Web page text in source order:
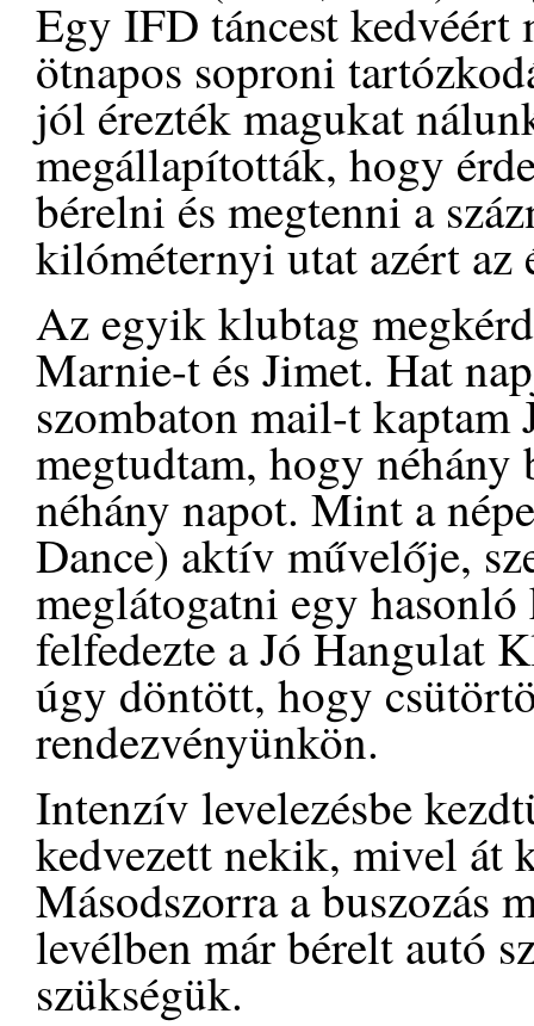
Egy IFD táncest kedvéért
ötnapos soproni
jól érezték magukat
megállapították, hogy
bérelni és megtenni a
kilóméternyi utat azért az
Az egyik klubtag
Marnie-t és Jimet. Hat
szombaton mail-t kaptam
megtudtam, hogy
néhány napot. Mint a
Dance) aktív művelője,
meglátogatni egy
felfedezte a Jó Hangulat
úgy döntött, hogy
rendezvényünkön.
Intenzív levelezésbe
kedvezett nekik, mivel át
Másodszorra a buszozás
levélben már bérelt autó
szükségük.